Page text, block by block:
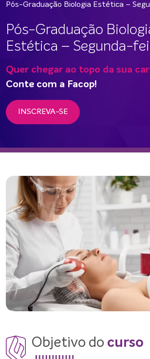
Pós-Graduação Biologia Estética –
Pós-Graduação
Estética – Segunda-
Quer chegar ao topo da sua
Conte com a Facop!
INSCREVA-SE
Objetivo do curso